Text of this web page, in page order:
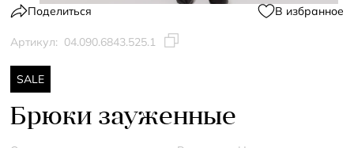
Поделиться В избранное
Артикул: 04.090.6843.525.1
SALE
Брюки зауженные